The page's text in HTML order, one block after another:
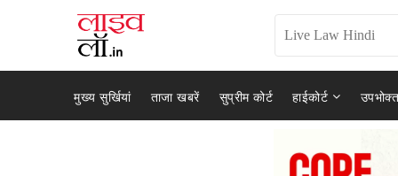
मुख्य सुर्खियां ताजा खबरें सुप्रीम कोर्ट हाईकोर्ट